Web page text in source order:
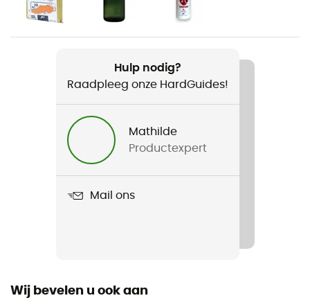
Product
Kenmerken
Adaptable à tous les modèles Kid Comfort Deuter
Fair Wear Foundation / PFC-Free
Hulp nodig?
Raadpleeg onze HardGuides!
Mathilde
Productexpert
Mail ons
Wij bevelen u ook aan